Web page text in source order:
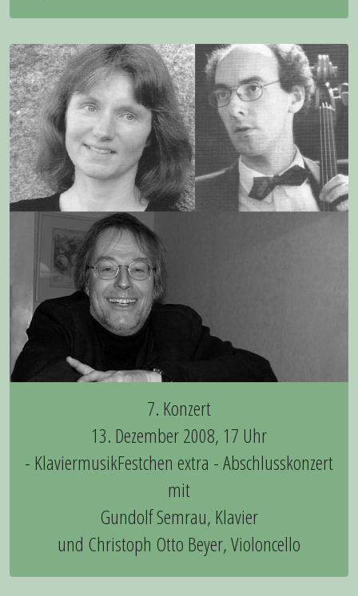
7. Konzert
13. Dezember 2008, 17 Uhr
- KlaviermusikFestchen extra - Abschlusskonzert
mit
Gundolf Semrau, Klavier
und Christoph Otto Beyer, Violoncello